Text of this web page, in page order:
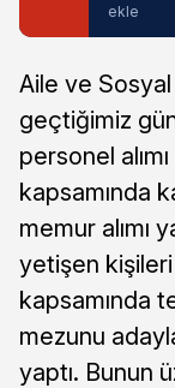
ekle
Aile ve Sosyal
geçtiğimiz
personel
kapsamında
memur alımı
yetişen kişileri
kapsamında
mezunu
yaptı. Bunun